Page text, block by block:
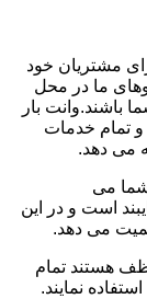
مشتریان خود
ما در محل
بار
تمام خدمات
می دهد.
شما می
است و در این
می دهد.
هستند تمام
نمایند.